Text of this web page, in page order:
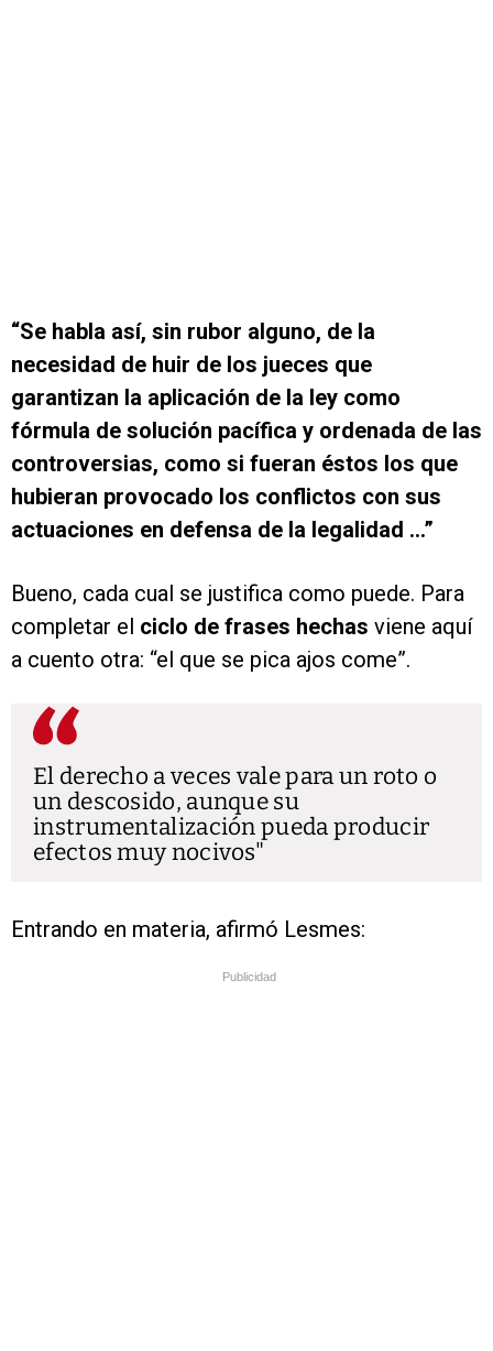
“Se habla así, sin rubor alguno, de la
necesidad de huir de los jueces que
garantizan la aplicación de la ley como
fórmula de solución pacífica y ordenada de las
controversias, como si fueran éstos los que
hubieran provocado los conflictos con sus
actuaciones en defensa de la legalidad …”
Bueno, cada cual se justifica como puede. Para
completar el ciclo de frases hechas viene aquí
a cuento otra: “el que se pica ajos come”.
El derecho a veces vale para un roto o
un descosido, aunque su
instrumentalización pueda producir
efectos muy nocivos
Entrando en materia, afirmó Lesmes:
Publicidad